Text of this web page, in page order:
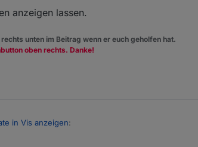
anzeigen lassen.
unten im Beitrag wenn er euch geholfen hat.
oben rechts. Danke!
in Vis anzeigen: